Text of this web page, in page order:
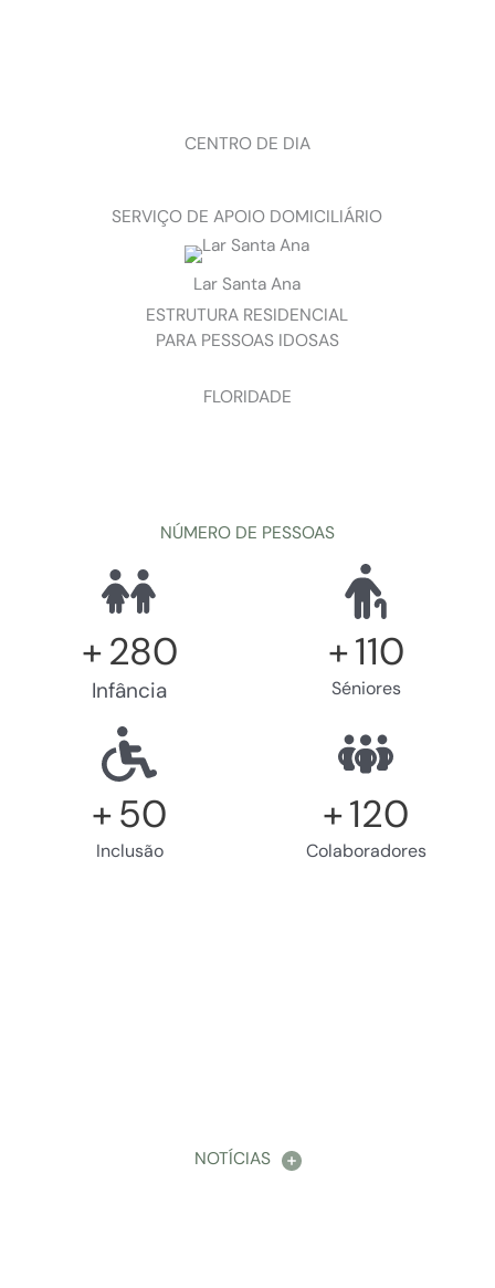
CENTRO DE DIA
SERVIÇO DE APOIO DOMICILIÁRIO
Lar Santa Ana
ESTRUTURA RESIDENCIAL
PARA PESSOAS IDOSAS
FLORIDADE
NÚMERO DE PESSOAS
+280
Infância
+110
Séniores
+50
Inclusão
+120
Colaboradores
NOTÍCIAS